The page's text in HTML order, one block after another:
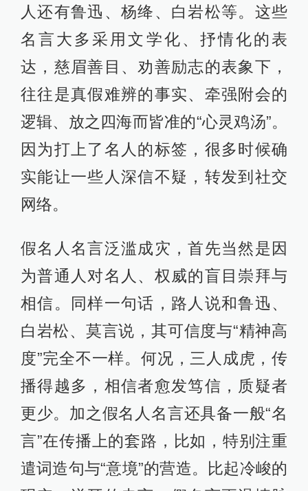
人还有鲁迅、杨绛、白岩松等。这些
名言大多采用文学化、抒情化的表
达，慈眉善目、劝善励志的表象下，
往往是真假难辨的事实、牵强附会的
逻辑、放之四海而皆准的“心灵鸡汤”。
因为打上了名人的标签，很多时候确
实能让一些人深信不疑，转发到社交
网络。
假名人名言泛滥成灾，首先当然是因
为普通人对名人、权威的盲目崇拜与
相信。同样一句话，路人说和鲁迅、
白岩松、莫言说，其可信度与“精神高
度”完全不一样。何况，三人成虎，传
播得越多，相信者愈发笃信，质疑者
更少。加之假名人名言还具备一般“名
言”在传播上的套路，比如，特别注重
遣词造句与“意境”的营造。比起冷峻的